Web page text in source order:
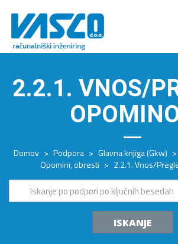
2.2.1. VNOS/
Domov > Podpora > Glavna knjiga (Gkw) >
Opomini, obresti > 2.2.1. Vnos/
ISKANJE